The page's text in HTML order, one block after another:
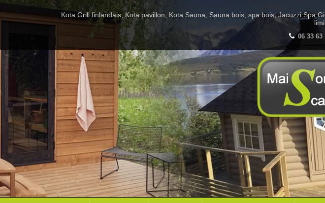
Kota Grill finlandais, Kota pavillon, Kota Sauna, Sauna bois, spa bois, Jacuzzi Spa
06 33 63